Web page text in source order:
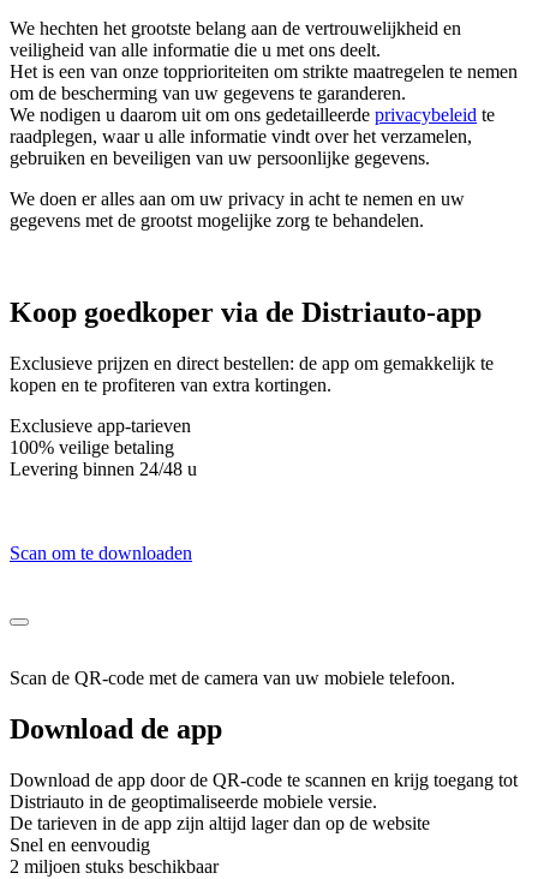
We hechten het grootste belang aan de vertrouwelijkheid en
veiligheid van alle informatie die u met ons deelt.
Het is een van onze topprioriteiten om strikte maatregelen te nemen
om de bescherming van uw gegevens te garanderen.
We nodigen u daarom uit om ons gedetailleerde privacybeleid te
raadplegen, waar u alle informatie vindt over het verzamelen,
gebruiken en beveiligen van uw persoonlijke gegevens.
We doen er alles aan om uw privacy in acht te nemen en uw
gegevens met de grootst mogelijke zorg te behandelen.
Koop goedkoper via de Distriauto-app
Exclusieve prijzen en direct bestellen: de app om gemakkelijk te
kopen en te profiteren van extra kortingen.
Exclusieve app-tarieven
100% veilige betaling
Levering binnen 24/48 u
Scan om te downloaden
Scan de QR-code met de camera van uw mobiele telefoon.
Download de app
Download de app door de QR-code te scannen en krijg toegang tot
Distriauto in de geoptimaliseerde mobiele versie.
De tarieven in de app zijn altijd lager dan op de website
Snel en eenvoudig
2 miljoen stuks beschikbaar